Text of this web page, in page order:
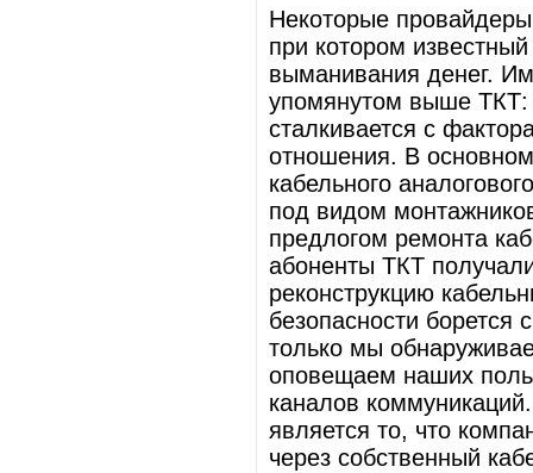
Некоторые
при котором
выманивания денег.
упомянутом выше ТКТ:
сталкивается с
отношения. В
кабельного
под видом
предлогом ремонта
абоненты ТКТ
реконструкцию
безопасности борется
только мы
оповещаем наших
каналов
является то, что
через собственный